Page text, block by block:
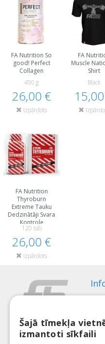
FA Nutrition So
good! Perfect
Collagen
450 g
26,00 €
Izpārdots
FA
Muscle
Shirt
Black
FA Nutrition
Thyroburn
Extreme Tauku
Dedzinātāji Svara
Kontrole
120 tab
26,00 €
Izpārdots
Šajā tīmekļa
izmantoti sīkfaili